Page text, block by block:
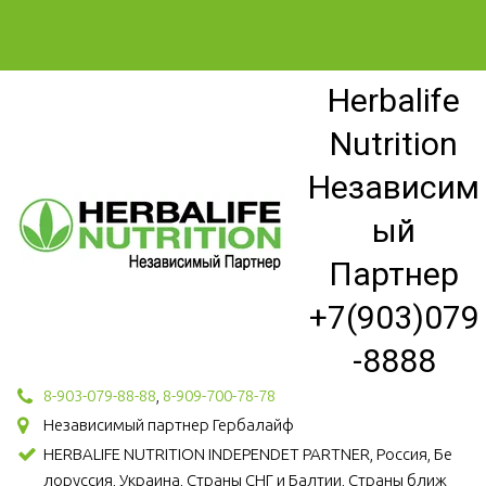
Herbalife
Nutrition
Независим
ый
Партнер
+7(903)079
-8888
8-903-079-88-88 8-909-700-78-78
Независимый партнер Гербалайф
HERBALIFE NUTRITION INDEPENDET PARTNER, Россия, Бе
лоруссия, Украина, Страны СНГ и Балтии, Страны ближ